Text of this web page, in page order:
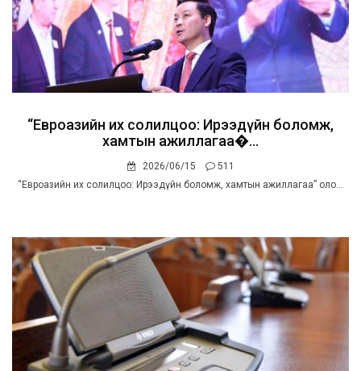
“Евроазийн их солилцоо: Ирээдүйн боломж,
хамтын ажиллагаа�...
2026/06/15
511
“Евроазийн их солилцоо: Ирээдүйн боломж, хамтын ажиллагаа” оло...